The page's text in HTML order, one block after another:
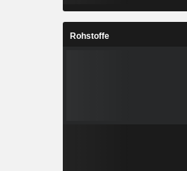
Rohstoffe